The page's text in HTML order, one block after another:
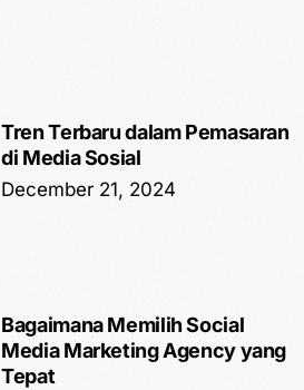
Tren Terbaru dalam Pemasaran
di Media Sosial
December 21, 2024
Bagaimana Memilih Social
Media Marketing Agency yang
Tepat